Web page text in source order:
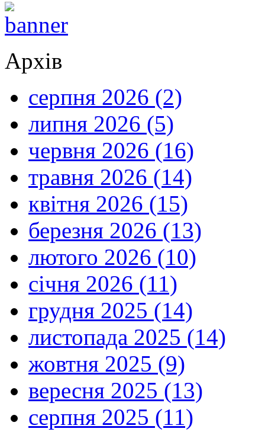
Архів
серпня 2026 (2)
липня 2026 (5)
червня 2026 (16)
травня 2026 (14)
квітня 2026 (15)
березня 2026 (13)
лютого 2026 (10)
січня 2026 (11)
грудня 2025 (14)
листопада 2025 (14)
жовтня 2025 (9)
вересня 2025 (13)
серпня 2025 (11)